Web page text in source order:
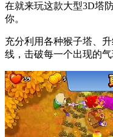
在就来玩这款大型3D塔
你。
充分利用各种猴子塔、
线，击破每一个出现的气